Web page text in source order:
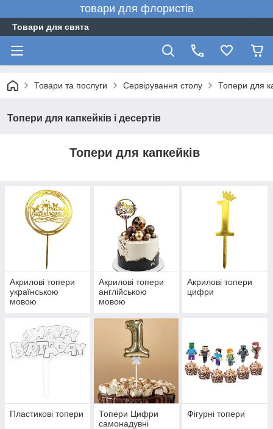
товари для флористів
Товари для свята
Товари та послуги Сервірування столу Топери для
Топери для капкейків і десертів
Топери для капкейків
Акрилові топери
українською
мовою
Акрилові топери
англійською
мовою
Акрилові топери
цифри
Пластикові топери
Топери Цифри
самонадувні
Фігурні топери